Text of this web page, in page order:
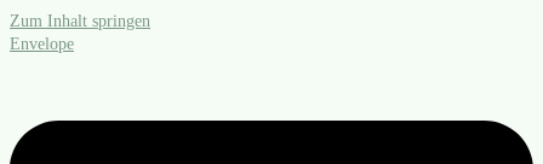
Zum Inhalt springen
Envelope